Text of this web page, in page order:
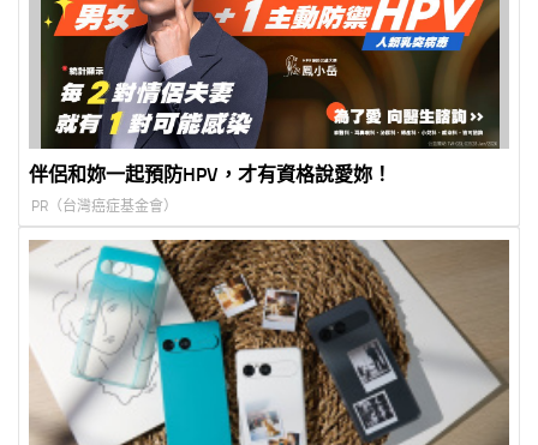
伴侶和妳一起預防HPV，才有資格說愛妳！
PR（台灣癌症基金會）